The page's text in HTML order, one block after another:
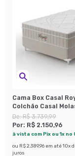
Cama Box Casal
Colchão Casal
Bege e Branca
De:R$ 3.739,99
Por: R$ 2.150,96
à vista com Pix ou 1x
ou R$ 2.389,96 em até 10x
juros